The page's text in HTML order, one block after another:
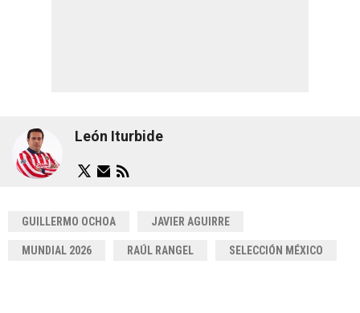
León Iturbide
GUILLERMO OCHOA JAVIER AGUIRRE
MUNDIAL 2026 RAÚL RANGEL SELECCIÓN MÉXICO